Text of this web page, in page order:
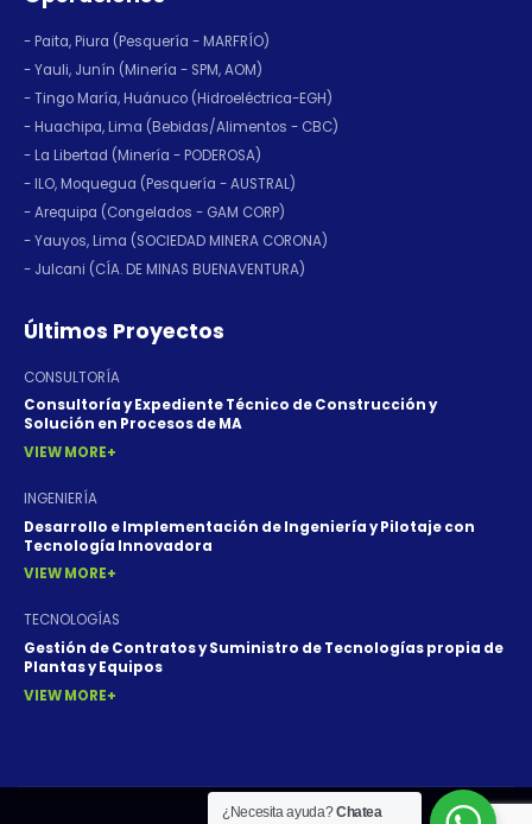
- Paita, Piura (Pesquería - MARFRÍO)
- Yauli, Junín (Minería - SPM, AOM)
- Tingo María, Huánuco (Hidroeléctrica-EGH)
- Huachipa, Lima (Bebidas/Alimentos - CBC)
- La Libertad (Minería - PODEROSA)
- ILO, Moquegua (Pesquería - AUSTRAL)
- Arequipa (Congelados - GAM CORP)
- Yauyos, Lima (SOCIEDAD MINERA CORONA)
- Julcani (CÍA. DE MINAS BUENAVENTURA)
Últimos Proyectos
CONSULTORÍA
Consultoría y Expediente Técnico de Construcción y
Solución en Procesos de MA
VIEW MORE
INGENIERÍA
Desarrollo e Implementación de Ingeniería y Pilotaje con
Tecnología Innovadora
VIEW MORE
TECNOLOGÍAS
Gestión de Contratos y Suministro de Tecnologías propia de
Plantas y Equipos
VIEW MORE
¿Necesita ayuda?Chatea